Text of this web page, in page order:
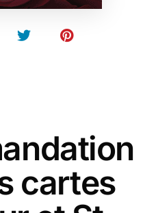
cartes